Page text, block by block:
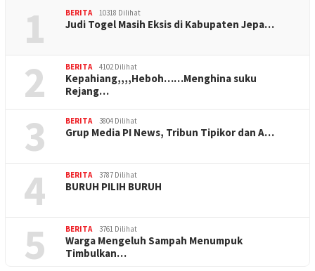
1 BERITA 10318 Dilihat
Judi Togel Masih Eksis di Kabupaten Jepa…
2 BERITA 4102 Dilihat
Kepahiang,,,,Heboh……Menghina suku
Rejang…
3 BERITA 3804 Dilihat
Grup Media PI News, Tribun Tipikor dan A…
4 BERITA 3787 Dilihat
BURUH PILIH BURUH
5 BERITA 3761 Dilihat
Warga Mengeluh Sampah Menumpuk
Timbulkan…